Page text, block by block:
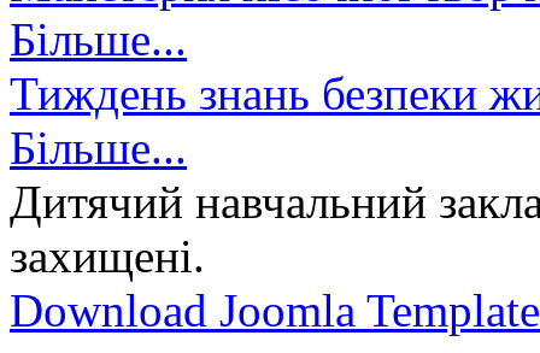
Більше...
Тиждень знань безпеки
Більше...
Дитячий навчальний
захищені.
Download Joomla